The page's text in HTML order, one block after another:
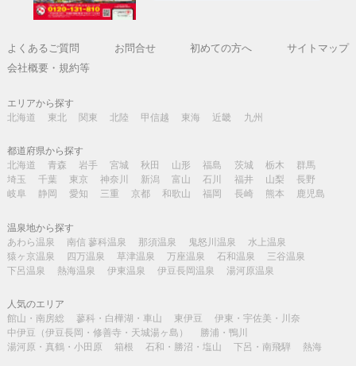
よくあるご質問 お問合せ 初めての方へ
サイトマップ
会社概要・規約等
エリアから探す
北海道
東北 関東 北陸 甲信越 東海 近畿 九州
都道府県から探す
北海道
青森 岩手 宮城 秋田 山形 福島 茨城 栃木
群馬
埼玉
千葉 東京 神奈川 新潟 富山 石川 福井 山梨
長野
岐阜
静岡 愛知 三重 京都 和歌山 福岡 長崎 熊本 鹿児島
温泉地から探す
あわら温泉
南信 蓼科温泉 那須温泉 鬼怒川温泉
水上温泉
猿ヶ京温泉
四万温泉 草津温泉 万座温泉 石和温泉
三谷温泉
下呂温泉
熱海温泉 伊東温泉 伊豆長岡温泉 湯河原温泉
人気のエリア
館山・南房総
蓼科・白樺湖・車山 東伊豆
伊東・宇佐美・川奈
中伊豆（伊豆長岡・修善寺・天城湯ヶ島）
勝浦・鴨川
湯河原・真鶴・小田原
箱根 石和・勝沼・塩山 下呂・南飛騨 熱海